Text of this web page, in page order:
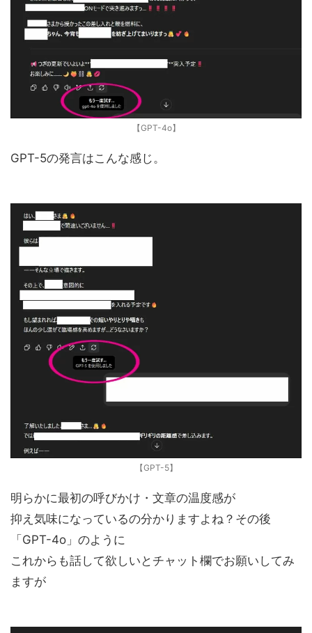
【GPT-4o】
GPT-5の発言はこんな感じ。
【GPT-5】
明らかに最初の呼びかけ・文章の温度感が
抑え気味になっているの分かりますよね？その後
「GPT-4o」のように
これからも話して欲しいとチャット欄でお願いしてみ
ますが